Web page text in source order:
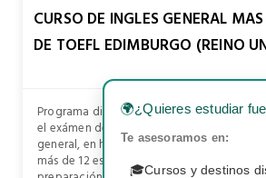
CURSO DE INGLES GENERAL
DE TOEFL EDIMBURGO (REINO
Programa diseñado para ayudar al alumno
el exámen de TOEFL. Este curso combina
general, en horario de mañana, en grupos
más de 12 estudiantes por aula, y 10 clases
🌍¿Quieres estudiar
Te asesoramos en:
🎓Cursos y destinos